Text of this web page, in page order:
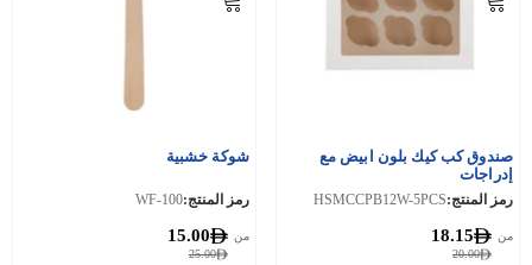
صندوق كب كيك بلون ابيض مع
إدراجات
رمز المنتج:HSMCCPB12W-5PCS
20.00
من 18.15
شوكة خشبية
رمز المنتج:WF-100
25.00
من 15.00